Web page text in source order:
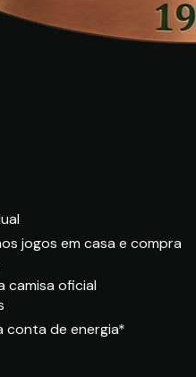
jogos em casa e compra
camisa oficial
conta de energia*